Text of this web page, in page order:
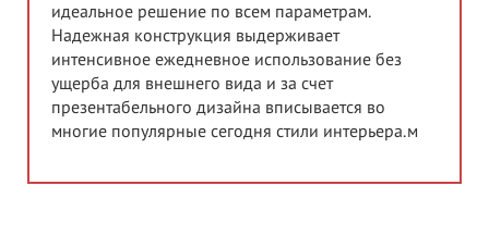
идеальное решение по всем параметрам.
Надежная конструкция выдерживает
интенсивное ежедневное использование без
ущерба для внешнего вида и за счет
презентабельного дизайна вписывается во
многие популярные сегодня стили интерьера.м